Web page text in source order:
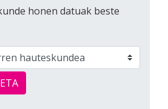
honen datuak beste